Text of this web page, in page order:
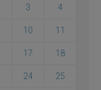
3 4
10 11
17 18
24 25